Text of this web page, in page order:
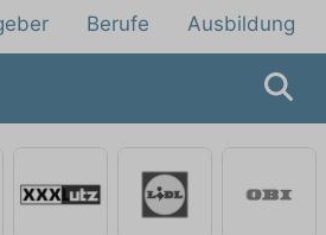
Berufe Ausbildung